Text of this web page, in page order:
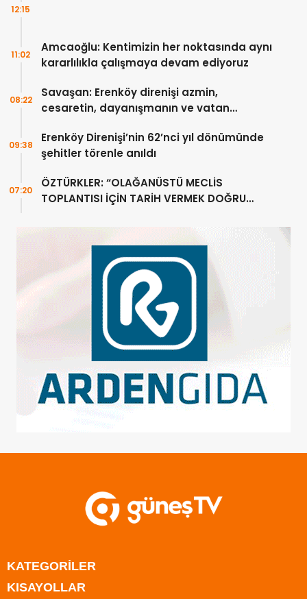
12:15
Amcaoğlu: Kentimizin her noktasında aynı
kararlılıkla çalışmaya devam ediyoruz
11:02
Savaşan: Erenköy direnişi azmin,
cesaretin, dayanışmanın ve vatan
08:22
Erenköy Direnişi’nin 62’nci yıl dönümünde
şehitler törenle anıldı
09:38
ÖZTÜRKLER: “OLAĞANÜSTÜ MECLİS
TOPLANTISI İÇİN TARİH VERMEK DOĞRU
07:20
KATEGORİLER
KISAYOLLAR